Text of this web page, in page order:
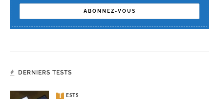
DERNIERS TESTS
TESTS